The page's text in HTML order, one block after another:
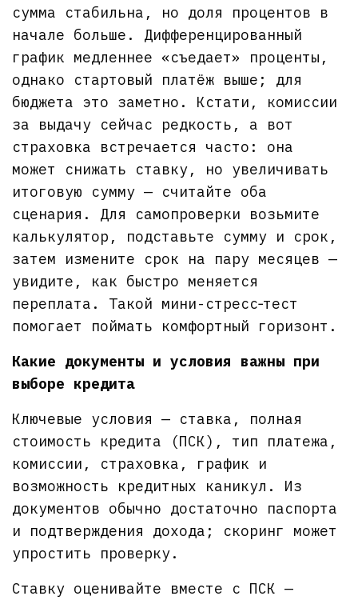
сумма стабильна, но доля процентов в
начале больше. Дифференцированный
график медленнее «съедает» проценты,
однако стартовый платёж выше; для
бюджета это заметно. Кстати, комиссии
за выдачу сейчас редкость, а вот
страховка встречается часто: она
может снижать ставку, но увеличивать
итоговую сумму — считайте оба
сценария. Для самопроверки возьмите
калькулятор, подставьте сумму и срок,
затем измените срок на пару месяцев —
увидите, как быстро меняется
переплата. Такой мини-стресс‑тест
помогает поймать комфортный горизонт.
Какие документы и условия важны при
выборе кредита
Ключевые условия — ставка, полная
стоимость кредита (ПСК), тип платежа,
комиссии, страховка, график и
возможность кредитных каникул. Из
документов обычно достаточно паспорта
и подтверждения дохода; скоринг может
упростить проверку.
Ставку оценивайте вместе с ПСК —